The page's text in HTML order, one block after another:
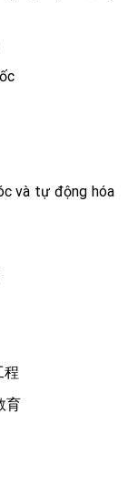
và tự động hóa
程
育